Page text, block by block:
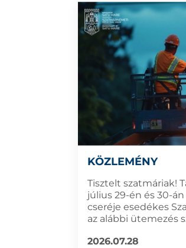
KÖZLEMÉNY
Tisztelt szatmáriak!
július 29-én és 30-
cseréje esedékes
az alábbi ütemezés
2026.07.28